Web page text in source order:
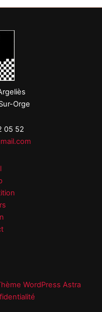
Orge
05 52
WordPress Astra